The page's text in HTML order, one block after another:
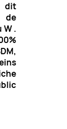
dit
de
W .